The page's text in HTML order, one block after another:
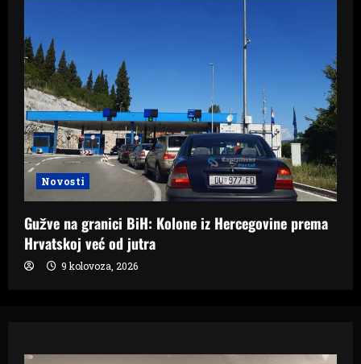
Novosti
Gužve na granici BiH: Kolone iz Hercegovine prema
Hrvatskoj već od jutra
9 kolovoza, 2026